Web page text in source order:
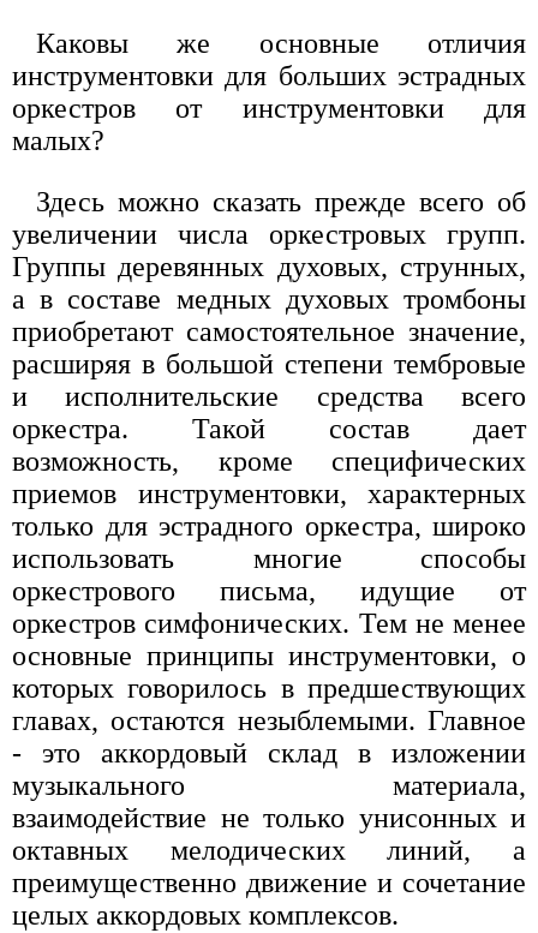
Каковы же основные отличия
инструментовки для больших эстрадных
оркестров от инструментовки для
малых?
Здесь можно сказать прежде всего об
увеличении числа оркестровых групп.
Группы деревянных духовых, струнных,
а в составе медных духовых тромбоны
приобретают самостоятельное значение,
расширяя в большой степени тембровые
и исполнительские средства всего
оркестра. Такой состав дает
возможность, кроме специфических
приемов инструментовки, характерных
только для эстрадного оркестра, широко
использовать многие способы
оркестрового письма, идущие от
оркестров симфонических. Тем не менее
основные принципы инструментовки, о
которых говорилось в предшествующих
главах, остаются незыблемыми. Главное
- это аккордовый склад в изложении
музыкального материала,
взаимодействие не только унисонных и
октавных мелодических линий, а
преимущественно движение и сочетание
целых аккордовых комплексов.